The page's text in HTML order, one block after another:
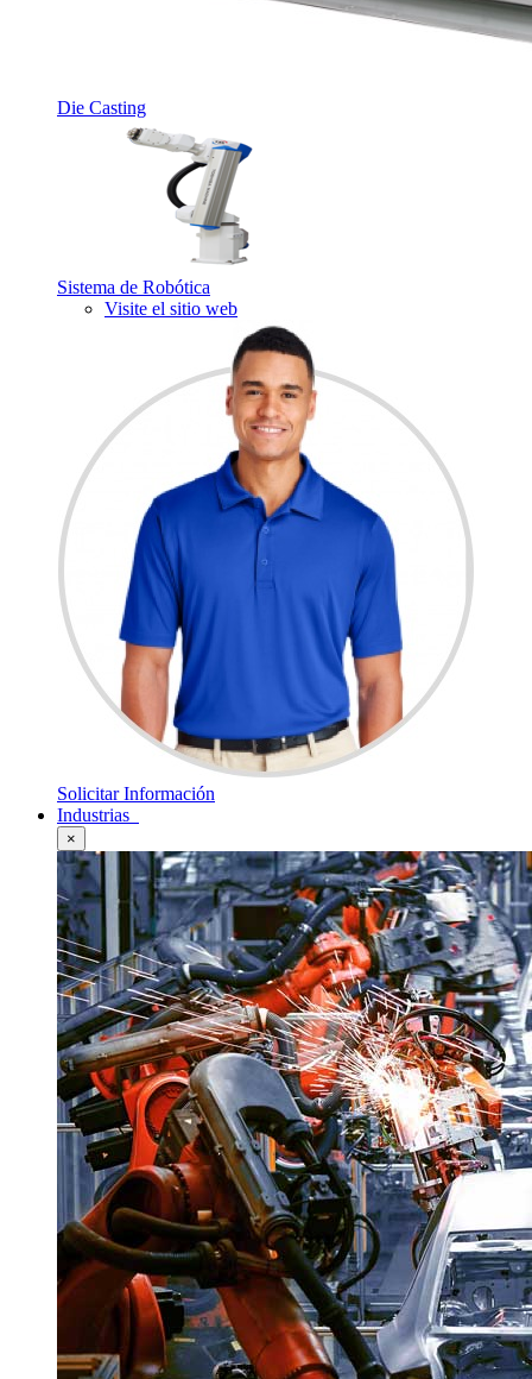
Die Casting
Sistema de Robótica
Visite el sitio web
Solicitar Información
Industrias
×